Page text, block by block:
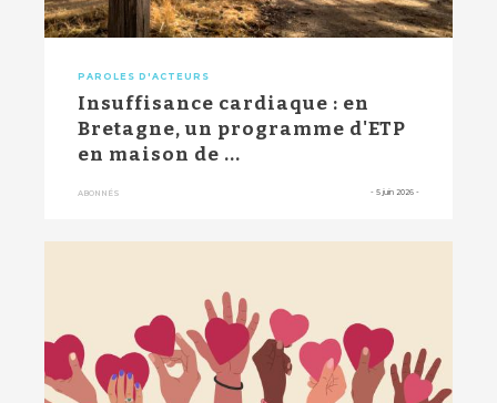
PAROLES D'ACTEURS
Insuffisance cardiaque : en
Bretagne, un programme d'ETP
en maison de ...
ABONNÉS - 5 juin 2026 -